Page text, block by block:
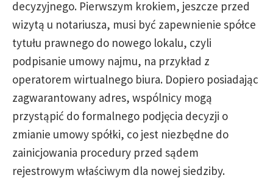
decyzyjnego. Pierwszym krokiem, jeszcze przed
wizytą u notariusza, musi być zapewnienie spółce
tytułu prawnego do nowego lokalu, czyli
podpisanie umowy najmu, na przykład z
operatorem wirtualnego biura. Dopiero posiadając
zagwarantowany adres, wspólnicy mogą
przystąpić do formalnego podjęcia decyzji o
zmianie umowy spółki, co jest niezbędne do
zainicjowania procedury przed sądem
rejestrowym właściwym dla nowej siedziby.